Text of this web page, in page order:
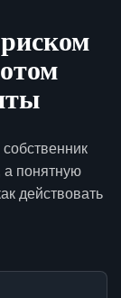
а понятную
действовать